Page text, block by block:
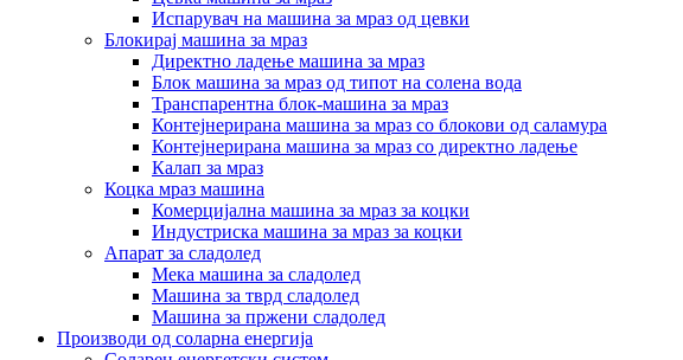
Испарувач на машина за мраз од цевки
Блокирај машина за мраз
Директно ладење машина за мраз
Блок машина за мраз од типот на солена вода
Транспарентна блок-машина за мраз
Контејнерирана машина за мраз со блокови од саламура
Контејнерирана машина за мраз со директно ладење
Калап за мраз
Коцка мраз машина
Комерцијална машина за мраз за коцки
Индустриска машина за мраз за коцки
Апарат за сладолед
Мека машина за сладолед
Машина за тврд сладолед
Машина за пржени сладолед
Производи од соларна енергија